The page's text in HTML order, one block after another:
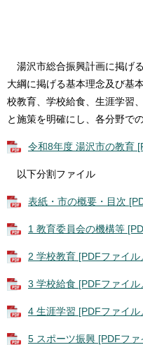
湯沢市総合振興計画に掲げ
大綱に掲げる基本理念及び基
校教育、学校給食、生涯学習
と施策を明確にし、各分野で
令和8年度 湯沢市の教育
以下分割ファイル
表紙・市の概要・目次
1 教育委員会の機構等
2 学校教育 [PDFファイル
3 学校給食 [PDFファイル
4 生涯学習 [PDFファイル
5 スポーツ振興 [PDFファ